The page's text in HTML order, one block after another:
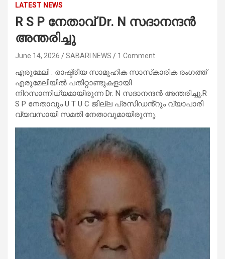
LATEST NEWS
R S P നേതാവ് Dr. N സദാനന്ദൻ
അന്തരിച്ചു
June 14, 2026 SABARI NEWS 1 Comment
എരുമേലി : രാഷ്ട്രീയ സാമൂഹിക സാസ്‌കാരിക രംഗത്ത്
എരുമേലിയിൽ പതിറ്റാണ്ടുകളായി
നിറസാന്നിധ്യമായിരുന്ന Dr. N സദാനന്ദൻ അന്തരിച്ചു.R
S P നേതാവും U T U C ജില്ല പ്രസിഡൻ്റും വ്യാപാരി
വ്യവസായി സമതി നേതാവുമായിരുന്നു.